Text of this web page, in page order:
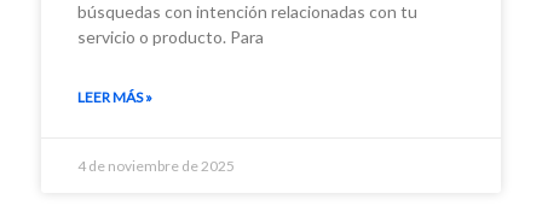
búsquedas con intención relacionadas con tu
servicio o producto. Para
LEER MÁS »
4 de noviembre de 2025